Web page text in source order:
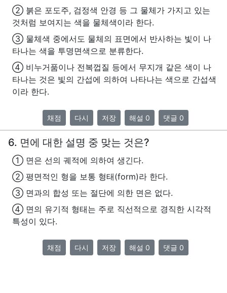
② 붉은 포도주, 검정색 안경 등 그 물체가 가지고 있는
것처럼 보여지는 색을 물체색이라 한다.
③ 물체색 중에서도 물체의 표면에서 반사하는 빛이 나
타나는 색을 투명면색으로 분류한다.
④ 비누거품이나 전복껍질 등에서 무지개 같은 색이 나
타나는 것은 빛의 간섭에 의하여 나타나는 색으로 간섭색
이라 한다.
채점 다시 저장 해설 0 댓글 0
6. 면에 대한 설명 중 맞는 것은?
① 면은 선의 궤적에 의하여 생긴다.
② 평면적인 형을 보통 형태(form)라 한다.
③ 면과의 합성 또는 절단에 의한 면은 없다.
④ 면의 유기적 형태는 주로 직선적으로 경직한 시각적
특성이 있다.
채점 다시 저장 해설 0 댓글 0